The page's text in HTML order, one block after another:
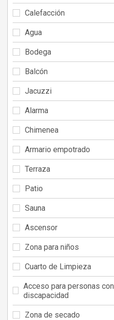
Calefacción
Agua
Bodega
Balcón
Jacuzzi
Alarma
Chimenea
Armario empotrado
Terraza
Patio
Sauna
Ascensor
Zona para niños
Cuarto de Limpieza
Acceso para personas con
discapacidad
Zona de secado